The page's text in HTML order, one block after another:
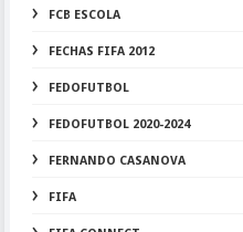
FCB ESCOLA
FECHAS FIFA 2012
FEDOFUTBOL
FEDOFUTBOL 2020-2024
FERNANDO CASANOVA
FIFA